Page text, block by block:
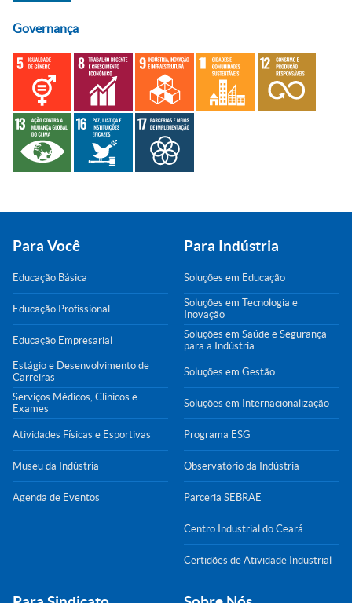
Governança
Para Você
Educação Básica
Educação Profissional
Educação Empresarial
Estágio e Desenvolvimento de
Carreiras
Serviços Médicos, Clínicos e
Exames
Atividades Físicas e Esportivas
Museu da Indústria
Agenda de Eventos
Para Indústria
Soluções em Educação
Soluções em Tecnologia e
Inovação
Soluções em Saúde e Segurança
para a Indústria
Soluções em Gestão
Soluções em Internacionalização
Programa ESG
Observatório da Indústria
Parceria SEBRAE
Centro Industrial do Ceará
Certidões de Atividade Industrial